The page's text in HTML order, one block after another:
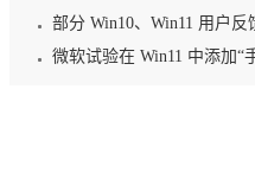
部分 Win10、Win11 用户